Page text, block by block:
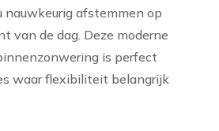
nauwkeurig afstemmen op
van de dag. Deze moderne
is perfect
waar flexibiliteit belangrijk